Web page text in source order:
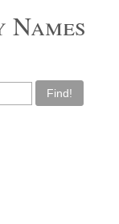
Names
Find!